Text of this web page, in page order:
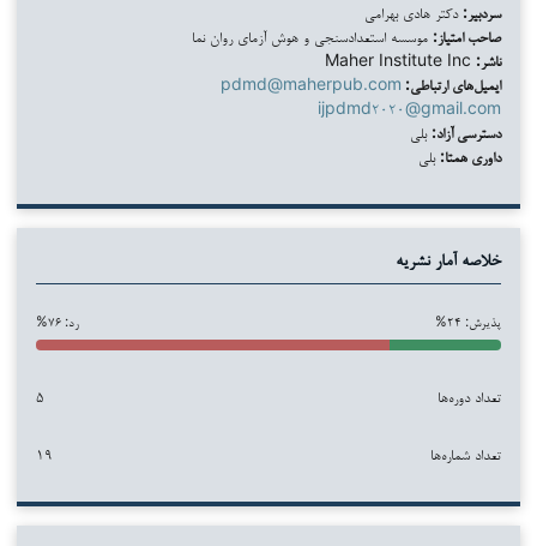
سردبیر: دکتر هادی بهرامی
صاحب امتیاز: موسسه استعدادسنجی و هوش آزمای روان نما
ناشر:
ایمیل‌های ارتباطی: pdmd@maherpub.com
ijpdmd۲۰۲۰@gmail.com
دسترسی آزاد: بلی
داوری همتا: بلی
خلاصه آمار نشریه
پذیرش: ۲۴% رد: ۷۶%
تعداد دوره‌ها ۵
تعداد شماره‌ها ۱۹